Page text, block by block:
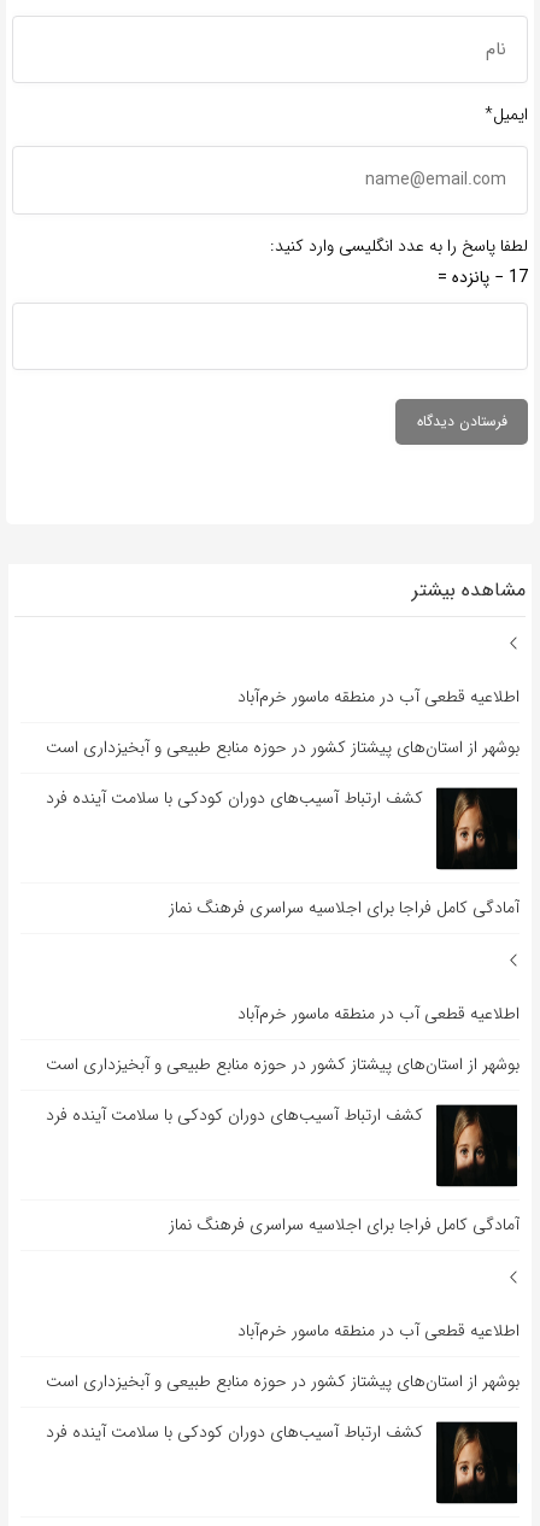
ایمیل*
لطفا پاسخ را به عدد انگلیسی وارد کنید:
17 − پانزده =
مشاهده بیشتر
اطلاعیه قطعی آب در منطقه ماسور خرم‌آباد
بوشهر از استان‌های پیشتاز کشور در حوزه منابع طبیعی و آبخیزداری است
کشف ارتباط آسیب‌های دوران کودکی با سلامت آینده فرد
آمادگی کامل فراجا برای اجلاسیه سراسری فرهنگ نماز
اطلاعیه قطعی آب در منطقه ماسور خرم‌آباد
بوشهر از استان‌های پیشتاز کشور در حوزه منابع طبیعی و آبخیزداری است
کشف ارتباط آسیب‌های دوران کودکی با سلامت آینده فرد
آمادگی کامل فراجا برای اجلاسیه سراسری فرهنگ نماز
اطلاعیه قطعی آب در منطقه ماسور خرم‌آباد
بوشهر از استان‌های پیشتاز کشور در حوزه منابع طبیعی و آبخیزداری است
کشف ارتباط آسیب‌های دوران کودکی با سلامت آینده فرد